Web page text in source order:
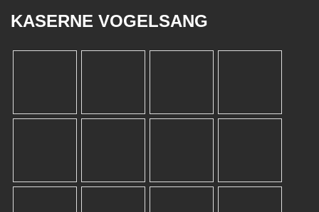
KASERNE VOGELSANG